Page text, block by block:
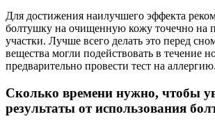
Для достижения наилучшего эффекта
болтушку на очищенную кожу точечно на
участки. Лучше всего делать это перед
вещества могли подействовать в течение
предварительно провести тест на аллергию.
Сколько времени нужно, чтобы
результаты от использования